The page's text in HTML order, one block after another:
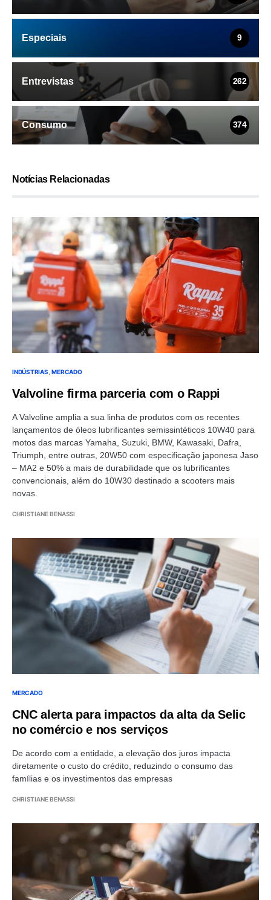
Especiais 9
Entrevistas 262
Consumo 374
Notícias Relacionadas
INDÚSTRIAS MERCADO
Valvoline firma parceria com o Rappi
A Valvoline amplia a sua linha de produtos com os recentes
lançamentos de óleos lubrificantes semissintéticos 10W40 para
motos das marcas Yamaha, Suzuki, BMW, Kawasaki, Dafra,
Triumph, entre outras, 20W50 com especificação japonesa Jaso
– MA2 e 50% a mais de durabilidade que os lubrificantes
convencionais, além do 10W30 destinado a scooters mais
novas.
CHRISTIANE BENASSI
MERCADO
CNC alerta para impactos da alta da Selic
no comércio e nos serviços
De acordo com a entidade, a elevação dos juros impacta
diretamente o custo do crédito, reduzindo o consumo das
famílias e os investimentos das empresas
CHRISTIANE BENASSI